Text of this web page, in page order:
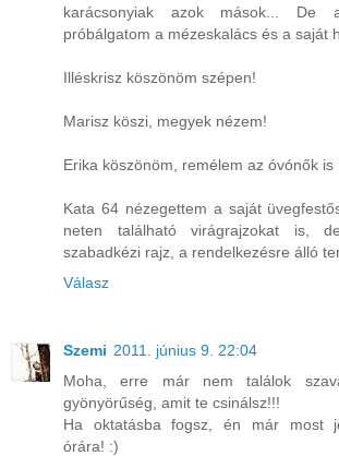
karácsonyiak azok mások... De
próbálgatom a mézeskalács és a saját
Illéskrisz köszönöm szépen!
Marisz köszi, megyek nézem!
Erika köszönöm, remélem az óvónők is
Kata 64 nézegettem a saját
neten található virágrajzokat is,
szabadkézi rajz, a rendelkezésre álló
Válasz
Szemi 2011. június 9. 22:04
Moha, erre már nem találok
gyönyörűség, amit te csinálsz!!!
Ha oktatásba fogsz, én már most
órára! :)